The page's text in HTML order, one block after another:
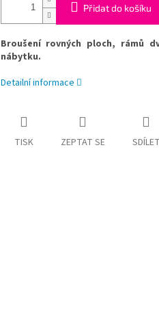
Přidat do košíku
Broušení rovných ploch, rámů
nábytku.
Detailní informace
TISK ZEPTAT SE SDÍLET